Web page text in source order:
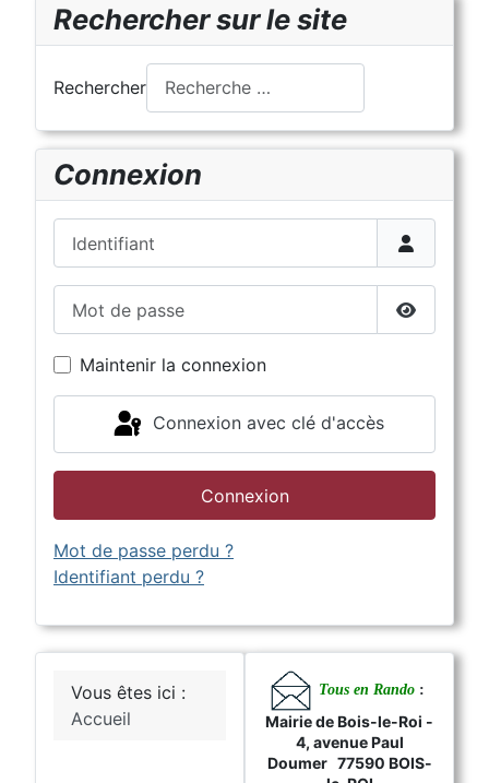
Rechercher sur le site
Rechercher
Connexion
Afficher
Maintenir la connexion
Connexion avec clé d'accès
Connexion
Mot de passe perdu ?
Identifiant perdu ?
Vous êtes ici :
Accueil
Tous en Rando :
Mairie de Bois-le-Roi -
4, avenue Paul
Doumer 77590 BOIS-